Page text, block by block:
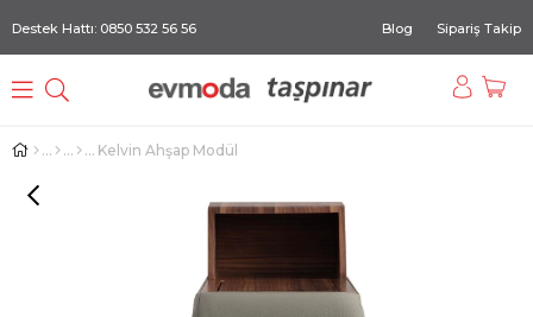
Destek Hattı: 0850 532 56 56 Blog Sipariş Takip
Kelvin Ahşap Modül